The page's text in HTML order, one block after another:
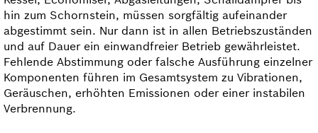
hin zum Schornstein, müssen sorgfältig aufeinander
abgestimmt sein. Nur dann ist in allen Betriebszuständen
und auf Dauer ein einwandfreier Betrieb gewährleistet.
Fehlende Abstimmung oder falsche Ausführung einzelner
Komponenten führen im Gesamtsystem zu Vibrationen,
Geräuschen, erhöhten Emissionen oder einer instabilen
Verbrennung.